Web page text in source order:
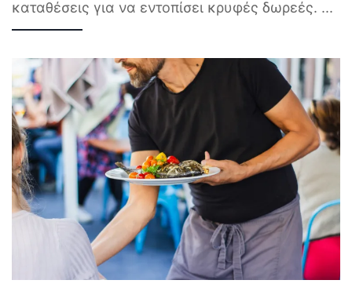
καταθέσεις για να εντοπίσει κρυφές δωρεές. ...